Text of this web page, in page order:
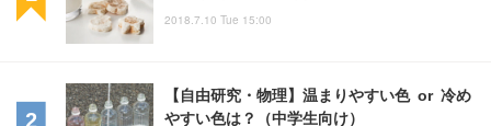
2018.7.10 Tue 15:00
【自由研究・物理】温まりやすい色 or 冷め
やすい色は？（中学生向け）